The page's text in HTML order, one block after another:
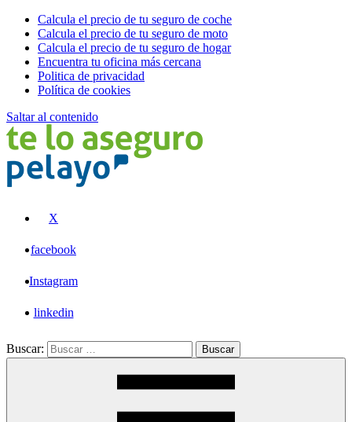
Calcula el precio de tu seguro de coche
Calcula el precio de tu seguro de moto
Calcula el precio de tu seguro de hogar
Encuentra tu oficina más cercana
Politica de privacidad
Política de cookies
Saltar al contenido
X
facebook
Instagram
linkedin
Buscar: Buscar